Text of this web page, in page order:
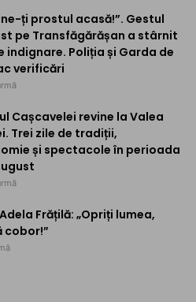
ți prostul acasă!”. Gestul
pe Transfăgărășan a stârnit
indignare. Poliția și Garda de
verificări
Cașcavelei revine la Valea
Trei zile de tradiții,
și spectacole în perioada
Frățilă: „Opriți lumea,
cobor!”